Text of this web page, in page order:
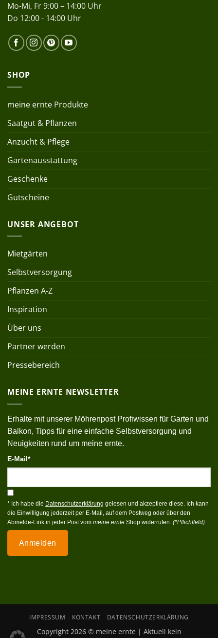
Mo-Mi, Fr 9:00 – 14:00 Uhr
Do 12:00 - 14:00 Uhr
SHOP
meine ernte Produkte
Saatgut & Pflanzen
Anzucht & Pflege
Gartenausstattung
Geschenke
Gutscheine
UNSER ANGEBOT
Mietgärten
Selbstversorgung
Pflanzen A-Z
Inspiration
Über uns
Partner werden
Pressebereich
MEINE ERNTE NEWSLETTER
Erhalte mit unserer Möhrenpost Profiwissen für Garten und
Balkon, Tipps für eine einfache Selbstversorgung und
Neuigkeiten rund um meine ernte.
E-Mail*
* Ich habe die Datenschutzerklärung gelesen und akzeptiere diese. Ich kann
die Einwilligung jederzeit per E-Mail, auf dem Postweg oder über den
Abmelde-Link in jeder Post vom meine ernte Shop widerrufen. (*Pflichtfeld)
Anmelden
IMPRESSUM KONTAKT DATENSCHUTZERKLÄRUNG
Copyright 2026 © meine ernte | Aktuell kein